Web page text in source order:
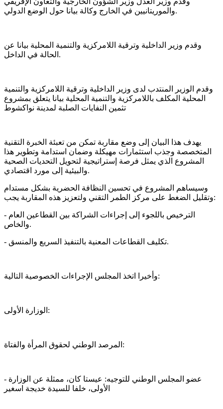
والموريتانيين في الخارج وكالة بيانا حول الوضع الدولي.
وقدم وزير الداخلية وترقية اللامركزية والتنمية المحلية بيانا عن
الحالة في الداخل.
وقدم الوزير المنتدب لدى وزير الداخلية وترقية اللامركزية والتنمية
المحلية المكلف باللامركزية والتنمية المحلية بيانا يتعلق بمشروع
تثمين النفايات الصلبة لمدينة نواكشوط
يهدف هذا البيان إلى وضع مقاربة تمكن من تعبئة الخبرة التقنية
المتخصصة وجذب استثمارات مهيكلة وضمان استدامة وتطوير هذا
المشروع الذي يمثل فرصة إستراتيجية لتحويل التحديات الصحية
والبيئية إلى مورد اقتصادي.
وسيساهم المشروع في تحسين النظافة الحضرية بشكل مستدام
وتقليل الضغط على مركز الطمر التقني ولتعزيز هذه المقاربة يجب:
- الترخيص باللجوء إلى إجراءات الشراكة بين القطاعين العام
والخاص.
- تكليف القطاعات المعنية بالتنفيذ السريع والمنسق.
وأخيرا اتخذ المجلس الإجراءات الخصوصية التالية:
الوزارة الأولى:
المرصد الوطني لحقوق المرأة والفتاة:
- عضو المجلس الوطني للتوجيه: عيستا كان، ممثلة عن الوزارة
الأولى، خلفا للسيدة خديجة اسغير